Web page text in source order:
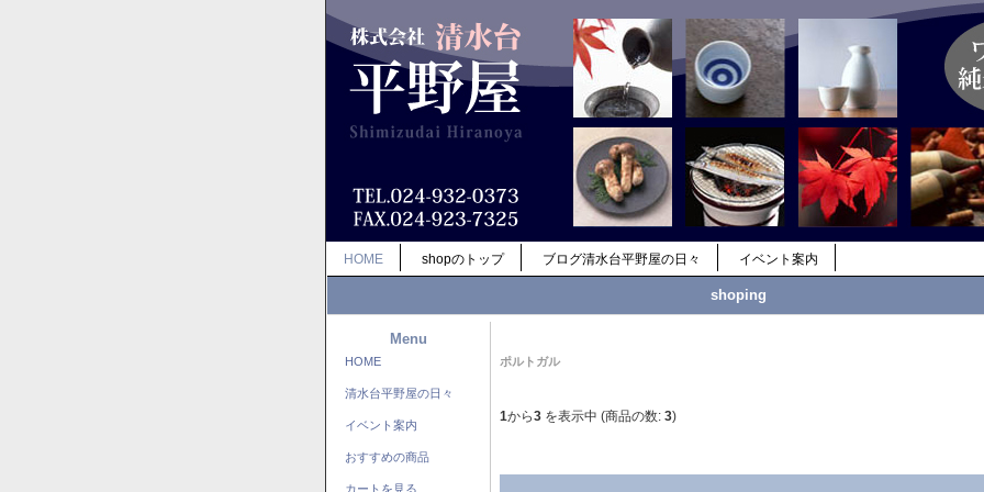
HOME shopのトップ ブログ清水台平野屋の日々 イベント案内
shoping
Menu
HOME
清水台平野屋の日々
イベント案内
おすすめの商品
カートを見る
ポルトガル
1から3 を表示中 (商品の数: 3)